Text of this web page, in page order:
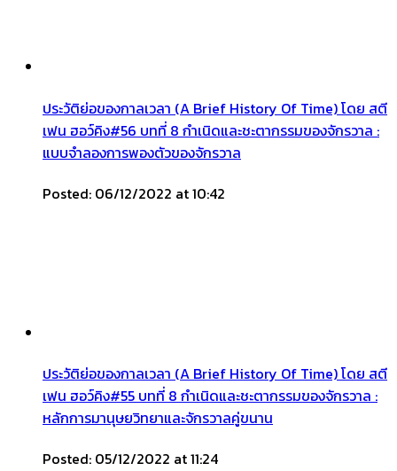
ประวัติย่อของกาลเวลา (A Brief History Of Time) โดย สตี
เฟน ฮอว์คิง#56 บทที่ 8 กำเนิดและชะตากรรมของจักรวาล :
แบบจำลองการพองตัวของจักรวาล
Posted: 06/12/2022 at 10:42
ประวัติย่อของกาลเวลา (A Brief History Of Time) โดย สตี
เฟน ฮอว์คิง#55 บทที่ 8 กำเนิดและชะตากรรมของจักรวาล :
หลักการมานุษยวิทยาและจักรวาลคู่ขนาน
Posted: 05/12/2022 at 11:24